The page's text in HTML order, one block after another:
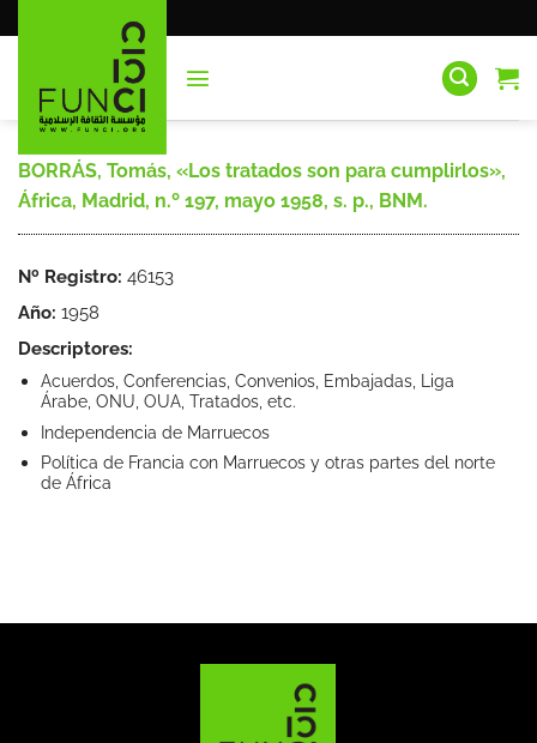
al
BORRÁS, Tomás, «Los tratados son para cumplirlos»,
África, Madrid, n.º 197, mayo 1958, s. p., BNM.
Nº Registro: 46153
Año: 1958
Descriptores:
Acuerdos, Conferencias, Convenios, Embajadas, Liga
Árabe, ONU, OUA, Tratados, etc.
Independencia de Marruecos
Política de Francia con Marruecos y otras partes del norte
de África